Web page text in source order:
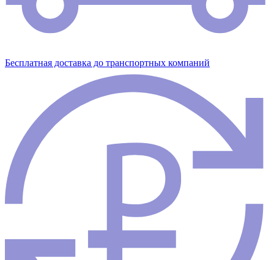
Бесплатная доставка до транспортных компаний